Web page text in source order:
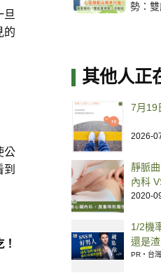
旦
的
公
關鍵
勢：
其他人正
7月19
2026-
靜脈
內科
2020-
1/2機
還是
PR・台